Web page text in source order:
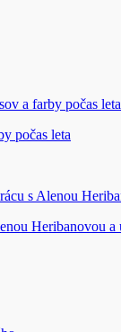
počas leta
Heribanovou